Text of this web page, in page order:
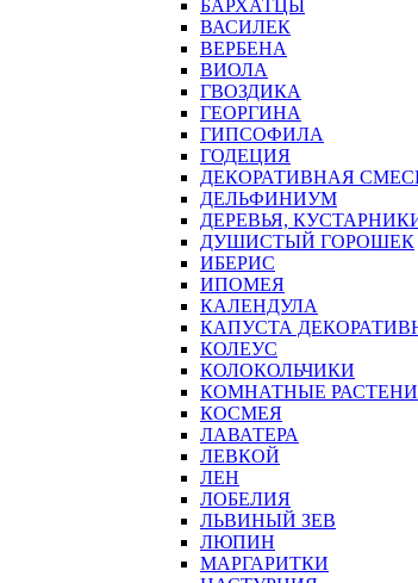
БАРХАТЦЫ
ВАСИЛЕК
ВЕРБЕНА
ВИОЛА
ГВОЗДИКА
ГЕОРГИНА
ГИПСОФИЛА
ГОДЕЦИЯ
ДЕКОРАТИВНАЯ
ДЕЛЬФИНИУМ
ДЕРЕВЬЯ,
ДУШИСТЫЙ ГОРОШЕК
ИБЕРИС
ИПОМЕЯ
КАЛЕНДУЛА
КАПУСТА
КОЛЕУС
КОЛОКОЛЬЧИКИ
КОМНАТНЫЕ
КОСМЕЯ
ЛАВАТЕРА
ЛЕВКОЙ
ЛЕН
ЛОБЕЛИЯ
ЛЬВИНЫЙ ЗЕВ
ЛЮПИН
МАРГАРИТКИ